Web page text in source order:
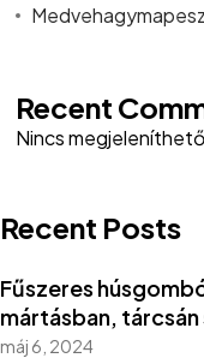
Recent
Nincs
Recent Posts
Fűszeres
mártásban,
máj 6, 2024